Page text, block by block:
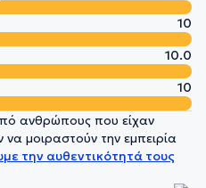
10
10.0
10
ανθρώπους που είχαν
να μοιραστούν την εμπειρία
την αυθεντικότητά τους